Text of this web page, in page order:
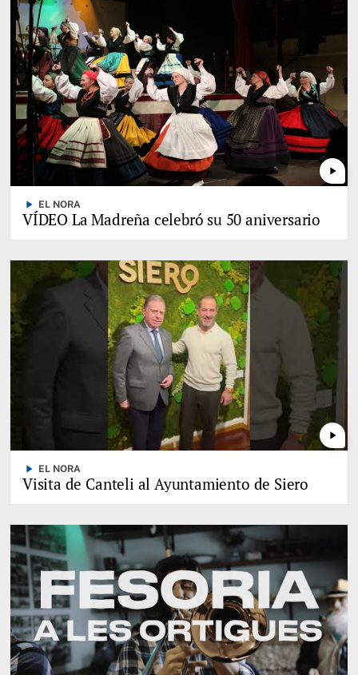
play_arrow
play_arrow EL NORA
VÍDEO La Madreña celebró su 50 aniversario
play_arrow
play_arrow EL NORA
Visita de Canteli al Ayuntamiento de Siero